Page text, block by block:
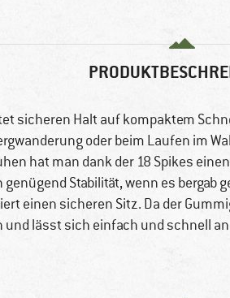
sicheren Halt auf kompaktem
oder beim Laufen im
hat man dank der 18 Spikes
Stabilität, wenn es bergab
einen sicheren Sitz. Da der
lässt sich einfach und schnell